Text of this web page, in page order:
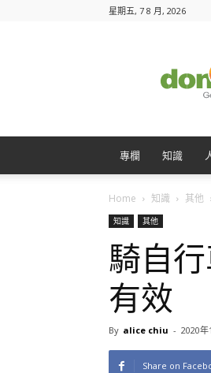
星期五, 7 8 月, 2026
專欄 知識
Home 知識 其他
知識 其他
騎自
有效
By alice chiu - 2020年
Share on